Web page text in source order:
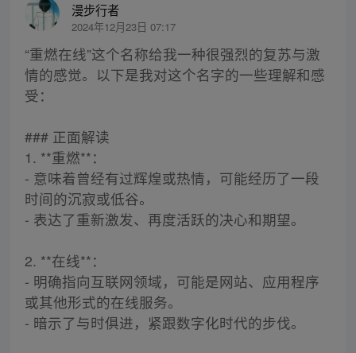
漫步行者
2024年12月23日 07:17
“重燃在线”这个名称给我一种很强烈的复苏与激
情的感觉。以下是我对这个名字的一些理解和感
受：
### 正面解读
1. **重燃**：
- 意味着曾经有过辉煌或热情，可能经历了一段
时间的沉寂或低谷。
- 表达了重新激发、再度活跃的决心和期望。
2. **在线**：
- 明确指向互联网领域，可能是网站、应用程序
或其他形式的在线服务。
- 暗示了与时俱进，紧跟数字化时代的步伐。